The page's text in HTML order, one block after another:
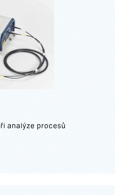
analýze procesů